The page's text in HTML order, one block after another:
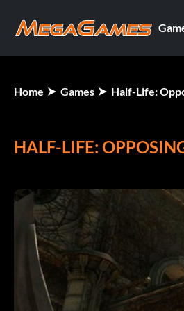
Home Games Half-Life:
HALF-LIFE: